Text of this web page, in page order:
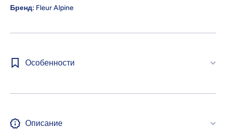
Бренд: Fleur Alpine
Особенности
Описание